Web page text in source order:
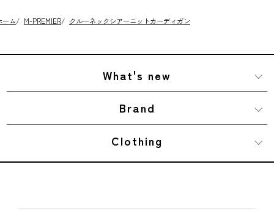
ーム/ M-PREMIER/ クルーネックシアーニットカーディガン
What's new
Brand
Clothing